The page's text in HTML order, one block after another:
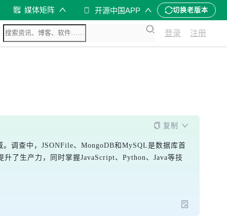
媒体矩阵 开源中国APP 切换老版本
登录 注册
复制
调查中，JSONFile、MongoDB和MySQL是数据库首
了生产力，同时掌握JavaScript、Python、Java等技